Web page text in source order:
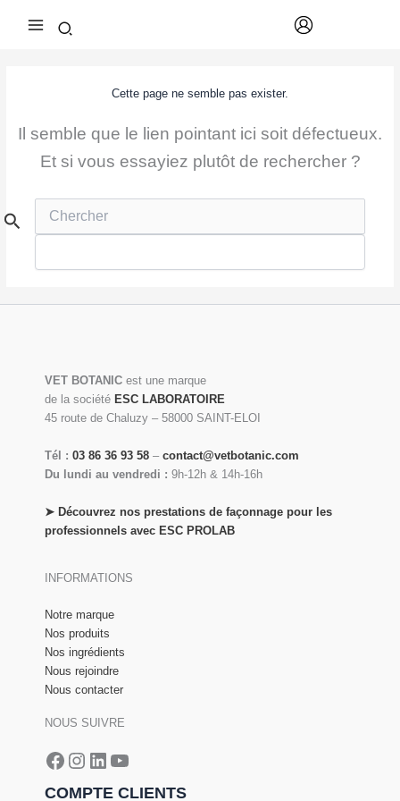
Cette page ne semble pas exister.
Il semble que le lien pointant ici soit défectueux.
Et si vous essayiez plutôt de rechercher ?
VET BOTANIC est une marque
de la société ESC LABORATOIRE
45 route de Chaluzy – 58000 SAINT-ELOI
Tél : 03 86 36 93 58 – contact@vetbotanic.com
Du lundi au vendredi : 9h-12h & 14h-16h
➤ Découvrez nos prestations de façonnage pour les
professionnels avec ESC PROLAB
INFORMATIONS
Notre marque
Nos produits
Nos ingrédients
Nous rejoindre
Nous contacter
NOUS SUIVRE
Facebook
Instagram
LinkedIn
YouTube
COMPTE CLIENTS